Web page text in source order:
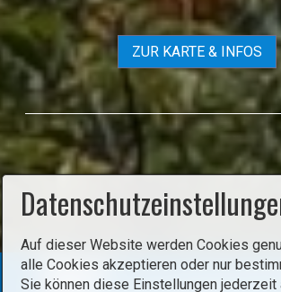
ZUR KARTE & INFOS
Auf dieser Website werden Cookies
alle Cookies akzeptieren oder nur
Sie können diese Einstellungen jederzeit